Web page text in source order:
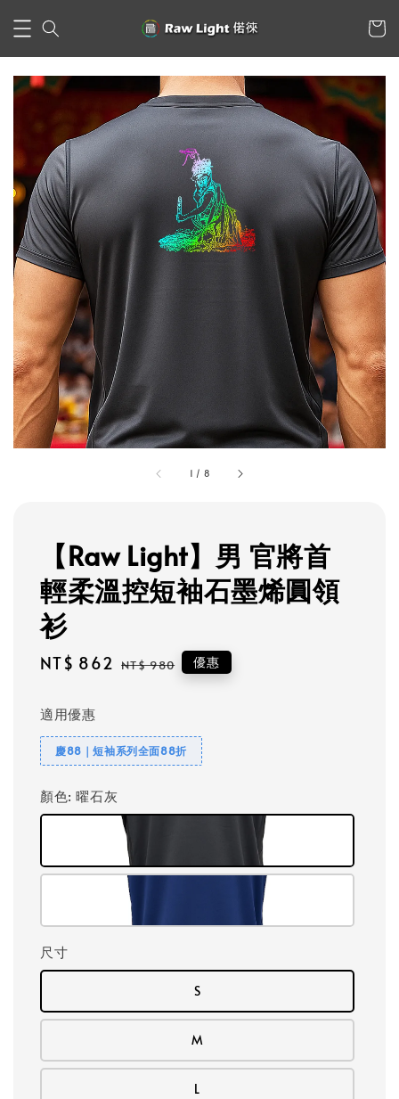
1 / 8
【Raw Light】男 官將首
輕柔溫控短袖石墨烯圓領
衫
Sale
NT$ 862 Regular
NT$ 980 優惠
適用優惠
慶88｜短袖系列全面88折
顏色: 曜石灰
尺寸
S
M
L